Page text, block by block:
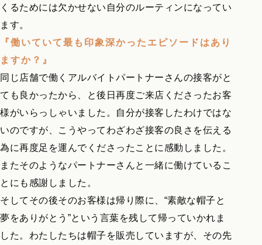
くるためには欠かせない自分のルーティンになってい
ます。
『働いていて最も印象深かったエピソードはあり
ますか？』
同じ店舗で働くアルバイトパートナーさんの接客がと
ても良かったから、と後日再度ご来店くださったお客
様がいらっしゃいました。自分が接客したわけではな
いのですが、こうやってわざわざ接客の良さを伝える
為に再度足を運んでくださったことに感動しました。
またそのようなパートナーさんと一緒に働けているこ
とにも感謝しました。
そしてその後そのお客様は帰り際に、“素敵な帽子と
夢をありがとう”という言葉を残して帰っていかれま
した。わたしたちは帽子を販売していますが、その先